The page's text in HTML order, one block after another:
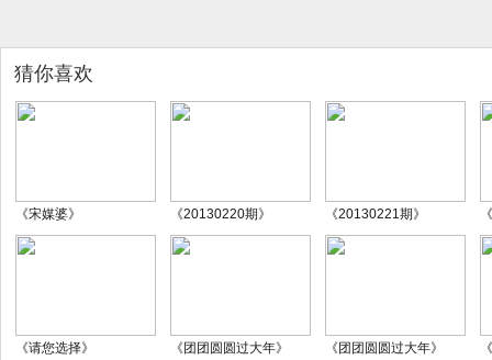
猜你喜欢
《宋媒婆》 《20130220期》 《20130221期》
《请您选择》 《团团圆圆过大年》 《团团圆圆过大年》